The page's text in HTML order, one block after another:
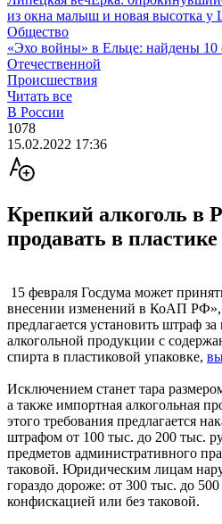
из окна малыш и новая высотка у
Общество
«Эхо войны» в Ельце: найдены 10
Отечественной
Происшествия
Читать все
В России
1078
15.02.2022 17:36
Крепкий алкоголь в
продавать в пластике
15 февраля Госдума может
внесении изменений в КоАП РФ»,
предлагается установить штраф
алкогольной продукции с
спирта в пластиковой упаковке,
Исключением станет тара
а также импортная алкогольная
этого требования предлагается
штрафом от 100 тыс. до 200 тыс.
предметов административного
таковой. Юридическим лицам
гораздо дороже: от 300 тыс. до
конфискацией или без таковой.